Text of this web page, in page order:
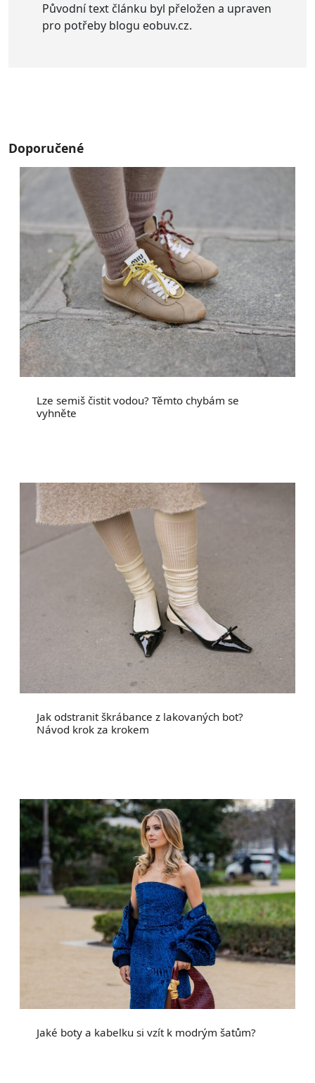
Původní text článku byl přeložen a upraven
pro potřeby blogu eobuv.cz.
Doporučené
Lze semiš čistit vodou? Těmto chybám se
vyhněte
Jak odstranit škrábance z lakovaných bot?
Návod krok za krokem
Jaké boty a kabelku si vzít k modrým šatům?